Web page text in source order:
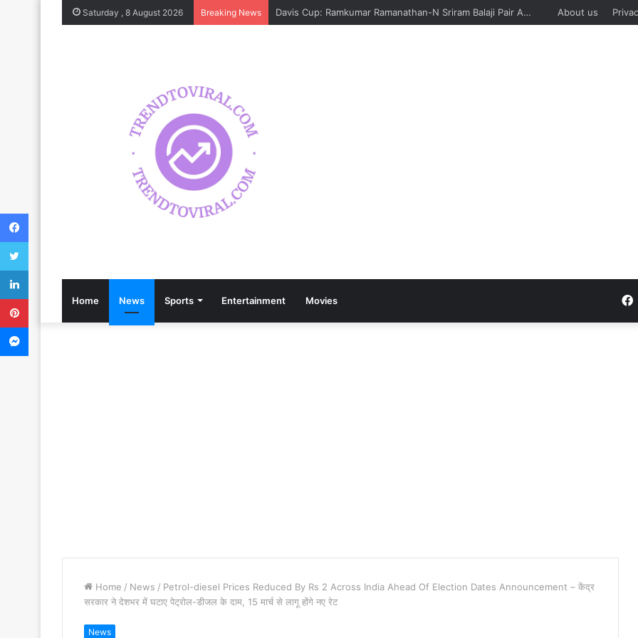
Saturday , 8 August 2026 Breaking News About us
Home News Sports Entertainment Movies
Home / News / Petrol-diesel Prices Reduced By Rs 2 Across India Ahead Of Election Dates Announcement – केंद्र
सरकार ने देशभर में घटाए पेट्रोल-डीजल के दाम, 15 मार्च से लागू होंगे नए रेट
News